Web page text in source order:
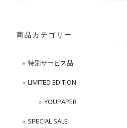
商品カテゴリー
特別サービス品
LIMITED EDITION
YOUPAPER
SPECIAL SALE